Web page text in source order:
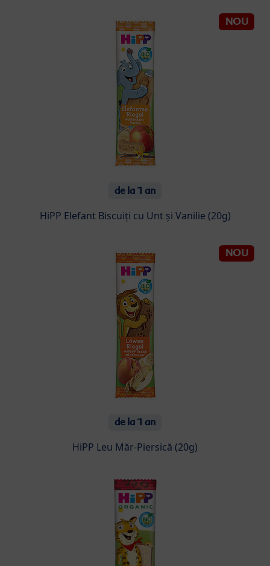
NOU
de la 1 an
HiPP Elefant Biscuiți cu Unt și Vanilie (20g)
NOU
de la 1 an
HiPP Leu Măr-Piersică (20g)